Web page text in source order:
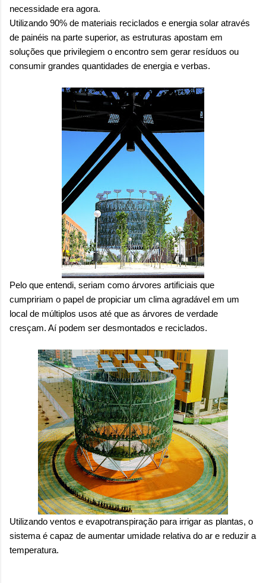
necessidade era agora.
Utilizando 90% de materiais reciclados e energia solar através
de painéis na parte superior, as estruturas apostam em
soluções que privilegiem o encontro sem gerar resíduos ou
consumir grandes quantidades de energia e verbas.
Pelo que entendi, seriam como árvores artificiais que
cumpririam o papel de propiciar um clima agradável em um
local de múltiplos usos até que as árvores de verdade
cresçam. Aí podem ser desmontados e reciclados.
Utilizando ventos e evapotranspiração para irrigar as plantas, o
sistema é capaz de aumentar umidade relativa do ar e reduzir a
temperatura.